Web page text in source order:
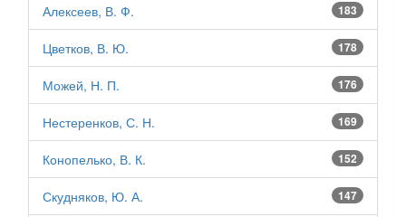
183
Алексеев, В. Ф.
178
Цветков, В. Ю.
176
Можей, Н. П.
169
Нестеренков, С. Н.
152
Конопелько, В. К.
147
Скудняков, Ю. А.